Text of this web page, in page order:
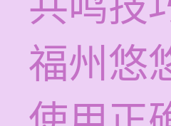
福州悠